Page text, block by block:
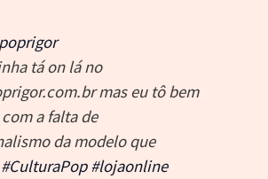
tá on lá no
mas eu tô bem
a falta de
da modelo que
#CulturaPop #lojaonline